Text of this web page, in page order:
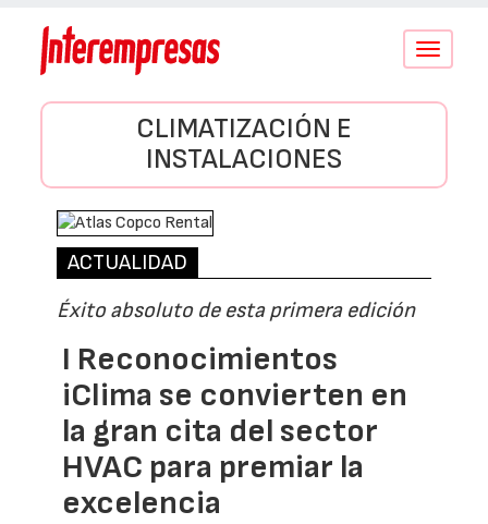
Conmutar
CLIMATIZACIÓN E
INSTALACIONES
ACTUALIDAD
Éxito absoluto de esta primera edición
I Reconocimientos
iClima se convierten en
la gran cita del sector
HVAC para premiar la
excelencia